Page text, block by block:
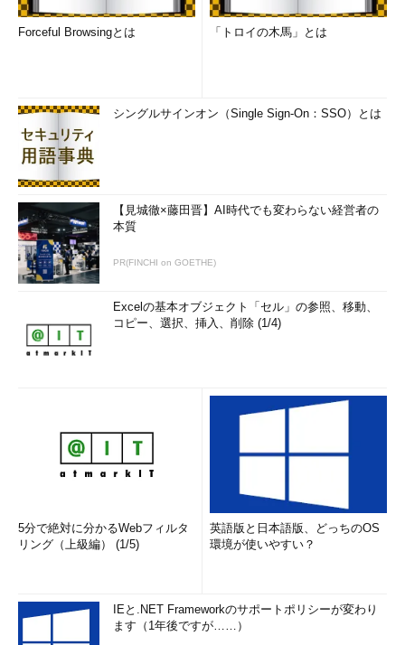
Forceful Browsingとは 「トロイの木馬」とは
シングルサインオン（Single Sign-On：SSO）とは
【見城徹×藤田晋】AI時代でも変わらない経営者の
本質
PR(FINCHI on GOETHE)
Excelの基本オブジェクト「セル」の参照、移動、
コピー、選択、挿入、削除 (1/4)
5分で絶対に分かるWebフィルタ
リング（上級編） (1/5)
英語版と日本語版、どっちのOS
環境が使いやすい？
IEと.NET Frameworkのサポートポリシーが変わり
ます（1年後ですが……）